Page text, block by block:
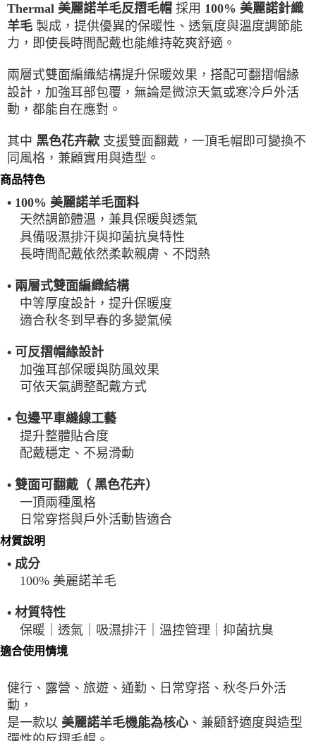
全家超取(2000以上免運)
每筆NT$100，滿NT$2,000(含以上)免運費
每筆NT$100
7-11超取(2000以上免運)
一般宅配
每筆NT$100
每筆NT$100，滿NT$2,000(含以上)免運費
Thermal 美麗諾羊毛反摺毛帽 採用 100% 美麗諾針織
羊毛 製成，提供優異的保暖性、透氣度與溫度調節能
力，即使長時間配戴也能維持乾爽舒適。
兩層式雙面編織結構提升保暖效果，搭配可翻摺帽緣
設計，加強耳部包覆，無論是微涼天氣或寒冷戶外活
動，都能自在應對。
其中 黑色花卉款 支援雙面翻戴，一頂毛帽即可變換不
同風格，兼顧實用與造型。
商品特色
• 100% 美麗諾羊毛面料
天然調節體溫，兼具保暖與透氣
具備吸濕排汗與抑菌抗臭特性
長時間配戴依然柔軟親膚、不悶熱
• 兩層式雙面編織結構
中等厚度設計，提升保暖度
適合秋冬到早春的多變氣候
• 可反摺帽緣設計
加強耳部保暖與防風效果
可依天氣調整配戴方式
• 包邊平車縫線工藝
提升整體貼合度
配戴穩定、不易滑動
• 雙面可翻戴（ 黑色花卉）
一頂兩種風格
日常穿搭與戶外活動皆適合
材質說明
• 成分
100% 美麗諾羊毛
• 材質特性
保暖｜透氣｜吸濕排汗｜溫控管理｜抑菌抗臭
適合使用情境
健行、露營、旅遊、通勤、日常穿搭、秋冬戶外活
動，
是一款以 美麗諾羊毛機能為核心 、兼顧舒適度與造型